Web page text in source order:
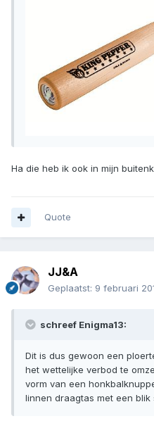
Ha die heb ik ook in mijn
Quote
JJ&A
Geplaatst: 9 februari
schreef Enigma13:
Dit is dus gewoon een
het wettelijke verbod te
vorm van een
linnen draagtas met een blik